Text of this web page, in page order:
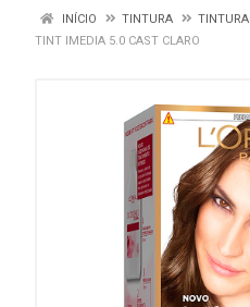
INÍCIO TINTURA
TINTURA
TINT IMEDIA 5.0 CAST CLARO